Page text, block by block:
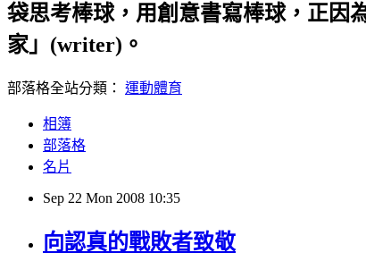
袋思考棒球，用創意書寫棒球，正因
家」(writer)。
部落格全站分類： 運動體育
相簿
部落格
名片
Sep 22 Mon 2008 10:35
向認真的戰敗者致敬